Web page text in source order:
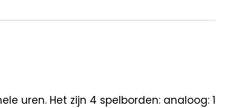
uren. Het zijn 4 spelborden: analoog: 1